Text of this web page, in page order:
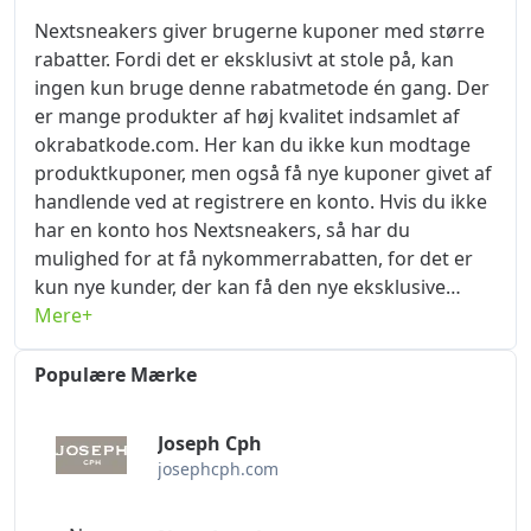
Fridayrabatkode gratis. På begivenhedsdagen skal
du kun indsætte kupon-koden på ordresiden, og
du kan direkte trække pålydende på kuponen ved
betaling. Der er ikke noget bedre tilbud end dette,
så hvis du ønsker at bruge færrest penge på varer
af den bedste kvalitet, så sørg for at gribe denne
mulighed!
Nextsneakers giver brugerne kuponer med større
rabatter. Fordi det er eksklusivt at stole på, kan
ingen kun bruge denne rabatmetode én gang. Der
er mange produkter af høj kvalitet indsamlet af
okrabatkode.com. Her kan du ikke kun modtage
produktkuponer, men også få nye kuponer givet af
handlende ved at registrere en konto. Hvis du ikke
har en konto hos Nextsneakers, så har du
mulighed for at få nykommerrabatten, for det er
kun nye kunder, der kan få den nye eksklusive
kupon. Ved at registrere en konto og afgive en
ordre for første gang på nextsneakers.dk kan du
spare op til $1000, som kan kombineres med
blive justeret, gribe chancen og afgiv ordrer, når
rabatten er størst. Spar penge, tid og kræfter,
Mere+
Populære Mærke
Joseph Cph
josephcph.com